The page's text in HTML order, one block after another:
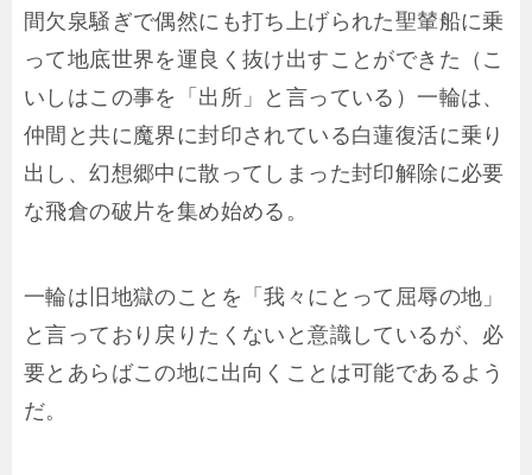
間欠泉騒ぎで偶然にも打ち上げられた聖輦船に乗
って地底世界を運良く抜け出すことができた（こ
いしはこの事を「出所」と言っている）一輪は、
仲間と共に魔界に封印されている白蓮復活に乗り
出し、幻想郷中に散ってしまった封印解除に必要
な飛倉の破片を集め始める。
一輪は旧地獄のことを「我々にとって屈辱の地」
と言っており戻りたくないと意識しているが、必
要とあらばこの地に出向くことは可能であるよう
だ。